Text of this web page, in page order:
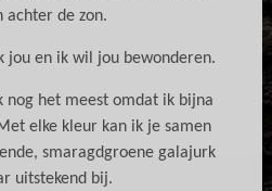
achter de zon.
jou en ik wil jou bewonderen.
nog het meest omdat ik bijna
elke kleur kan ik je samen
smaragdgroene galajurk
uitstekend bij.